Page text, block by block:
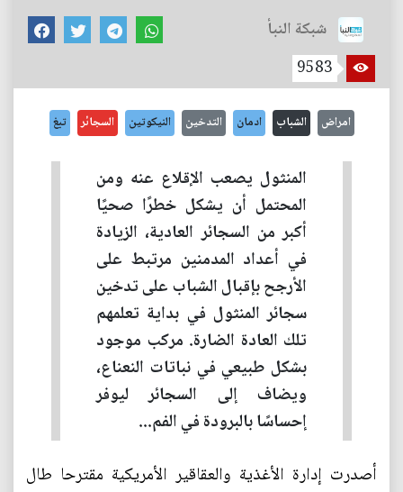
شبكة النبأ
9583
امراض الشباب ادمان التدخين النيكوتين السجائر تبغ
المنثول يصعب الإقلاع عنه ومن
المحتمل أن يشكل خطرًا صحيًا
أكبر من السجائر العادية، الزيادة
في أعداد المدمنين مرتبط على
الأرجح بإقبال الشباب على تدخين
سجائر المنثول في بداية تعلمهم
تلك العادة الضارة. مركب موجود
بشكل طبيعي في نباتات النعناع،
ويضاف إلى السجائر ليوفر
إحساسًا بالبرودة في الفم...
أصدرت إدارة الأغذية والعقاقير الأمريكية مقترحا طال